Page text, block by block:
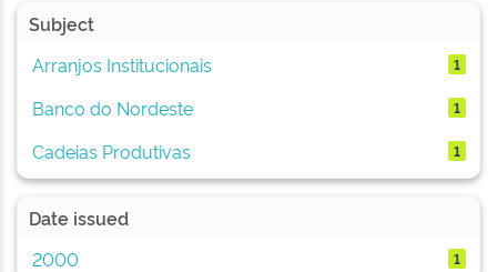
Subject
Arranjos Institucionais
1
Banco do Nordeste 1
Cadeias Produtivas 1
Date issued
2000
1